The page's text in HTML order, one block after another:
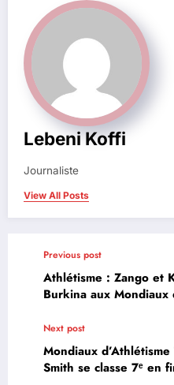
Lebeni Koffi
Journaliste
View All Posts
Previous post
Athlétisme : Zango et
Burkina aux Mondiaux
Next post
Mondiaux
Smith se classe 7ᵉ en